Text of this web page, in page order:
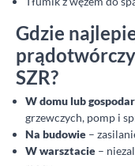
Gdzie
SZR?
W domu lub
grzewczych, pomp i
Na budowie –
W warsztacie –